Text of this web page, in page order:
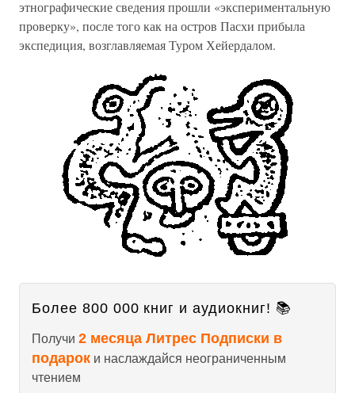
этнографические сведения прошли «экспериментальную
проверку», после того как на остров Пасхи прибыла
экспедиция, возглавляемая Туром Хейердалом.
Более 800 000 книг и аудиокниг! 📚
Получи 2 месяца Литрес Подписки в
подарок и наслаждайся неограниченным
чтением